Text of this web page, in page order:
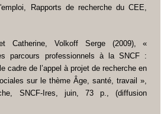
Rapports de recherche du CEE,
Catherine, Volkoff Serge (2009), «
parcours professionnels à la SNCF :
cadre de l’appel à projet de recherche en
sur le thèmeÂge, santé, travail »,
SNCF-Ires, juin, 73 p.,(diffusion